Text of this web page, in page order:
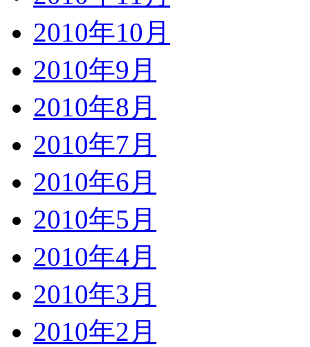
2010年10月
2010年9月
2010年8月
2010年7月
2010年6月
2010年5月
2010年4月
2010年3月
2010年2月